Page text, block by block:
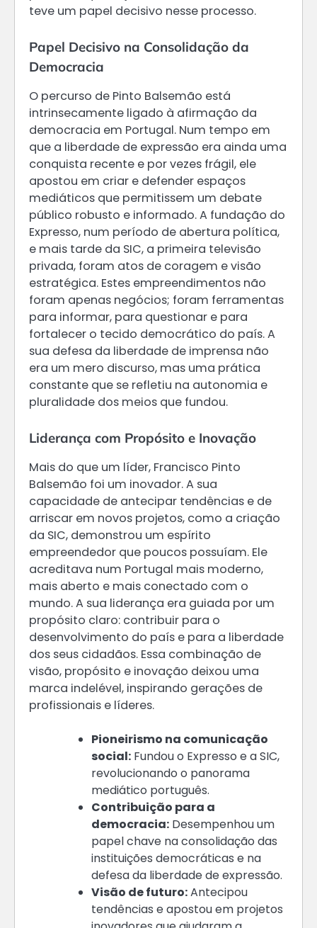
teve um papel decisivo nesse processo.
Papel Decisivo na Consolidação da
Democracia
O percurso de Pinto Balsemão está
intrinsecamente ligado à afirmação da
democracia em Portugal. Num tempo em
que a liberdade de expressão era ainda uma
conquista recente e por vezes frágil, ele
apostou em criar e defender espaços
mediáticos que permitissem um debate
público robusto e informado. A fundação do
Expresso, num período de abertura política,
e mais tarde da SIC, a primeira televisão
privada, foram atos de coragem e visão
estratégica. Estes empreendimentos não
foram apenas negócios; foram ferramentas
para informar, para questionar e para
fortalecer o tecido democrático do país. A
sua defesa da liberdade de imprensa não
era um mero discurso, mas uma prática
constante que se refletiu na autonomia e
pluralidade dos meios que fundou.
Liderança com Propósito e Inovação
Mais do que um líder, Francisco Pinto
Balsemão foi um inovador. A sua
capacidade de antecipar tendências e de
arriscar em novos projetos, como a criação
da SIC, demonstrou um espírito
empreendedor que poucos possuíam. Ele
acreditava num Portugal mais moderno,
mais aberto e mais conectado com o
mundo. A sua liderança era guiada por um
propósito claro: contribuir para o
desenvolvimento do país e para a liberdade
dos seus cidadãos. Essa combinação de
visão, propósito e inovação deixou uma
marca indelével, inspirando gerações de
profissionais e líderes.
Pioneirismo na comunicação
social: Fundou o Expresso e a SIC,
revolucionando o panorama
mediático português.
Contribuição para a
democracia: Desempenhou um
papel chave na consolidação das
instituições democráticas e na
defesa da liberdade de expressão.
Visão de futuro:Antecipou
tendências e apostou em projetos